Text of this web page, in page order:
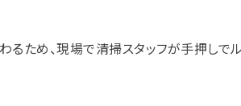
るため、現場で清掃スタッフが手押し